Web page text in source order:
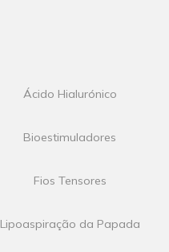
Ácido Hialurónico
Bioestimuladores
Fios Tensores
Lipoaspiração da Papada